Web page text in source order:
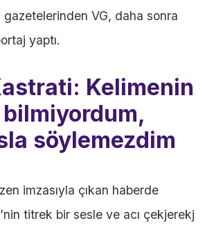
VG, daha sonra
yaptı.
Kelimenin
bilmiyordum,
söylemezdim
imzasıyla çıkan haberde
titrek bir sesle ve acı çekjerekj